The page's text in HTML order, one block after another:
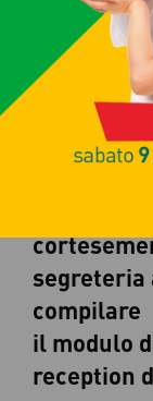
Le
agonisti
tutto
un paio
e provare
Per chi
segreteria
compilare
il modulo
reception